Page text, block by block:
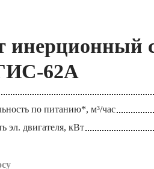
инерционный
62А
по питанию*, м³/час
эл. двигателя, кВт